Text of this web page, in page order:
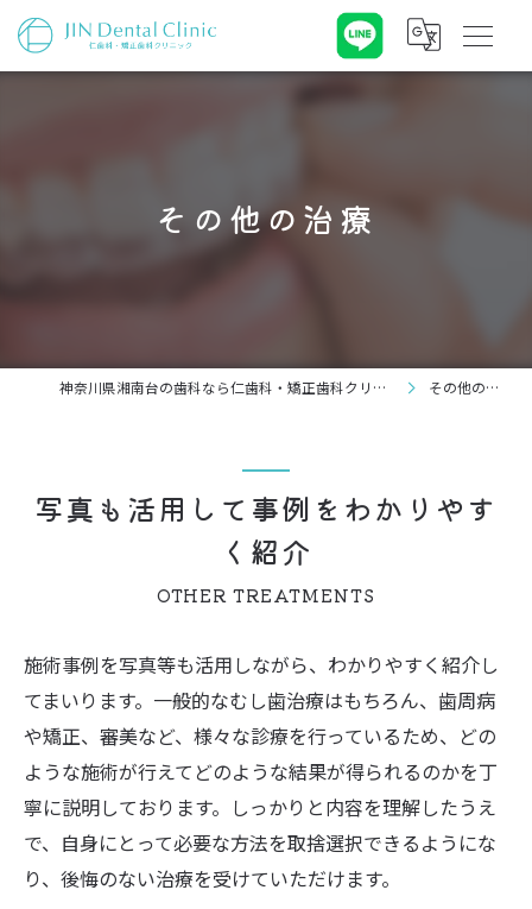
その他の治療
神奈川県湘南台の歯科なら仁歯科・矯正歯科クリニック その他の治療
写真も活用して事例をわかりやす
く紹介
OTHER TREATMENTS
施術事例を写真等も活用しながら、わかりやすく紹介し
てまいります。一般的なむし歯治療はもちろん、歯周病
や矯正、審美など、様々な診療を行っているため、どの
ような施術が行えてどのような結果が得られるのかを丁
寧に説明しております。しっかりと内容を理解したうえ
で、自身にとって必要な方法を取捨選択できるようにな
り、後悔のない治療を受けていただけます。